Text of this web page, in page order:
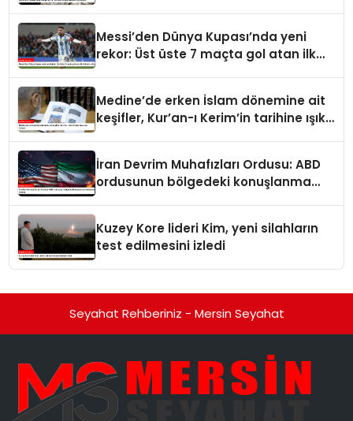
Messi’den Dünya Kupası’nda yeni
rekor: Üst üste 7 maçta gol atan ilk
Medine’de erken İslam dönemine ait
keşifler, Kur’an-ı Kerim’in tarihine ışık
İran Devrim Muhafızları Ordusu: ABD
ordusunun bölgedeki konuşlanma
Kuzey Kore lideri Kim, yeni silahların
test edilmesini izledi
Seyahat Rehberiniz - Mersin Seyahat